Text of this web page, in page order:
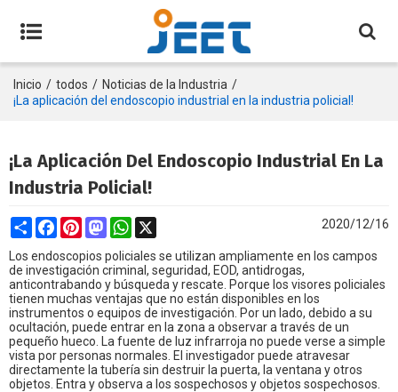
Inicio / todos / Noticias de la Industria /
¡La aplicación del endoscopio industrial en la industria policial!
¡La Aplicación Del Endoscopio Industrial En La
Industria Policial!
ShareFacebookPinterestMastodonWhatsApp 2020/12/16
Los endoscopios policiales se utilizan ampliamente en los campos
de investigación criminal, seguridad, EOD, antidrogas,
anticontrabando y búsqueda y rescate. Porque los visores policiales
tienen muchas ventajas que no están disponibles en los
instrumentos o equipos de investigación. Por un lado, debido a su
ocultación, puede entrar en la zona a observar a través de un
pequeño hueco. La fuente de luz infrarroja no puede verse a simple
vista por personas normales. El investigador puede atravesar
directamente la tubería sin destruir la puerta, la ventana y otros
objetos. Entra y observa a los sospechosos y objetos sospechosos.